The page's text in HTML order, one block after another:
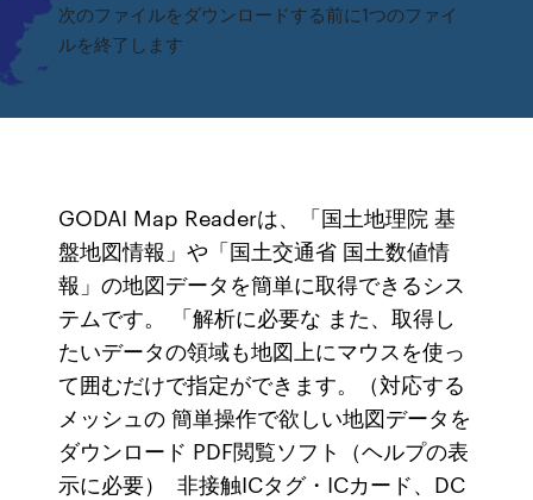
次のファイルをダウンロードする前に1つのファイ
ルを終了します
GODAI Map Readerは、「国土地理院 基
盤地図情報」や「国土交通省 国土数値情
報」の地図データを簡単に取得できるシス
テムです。 「解析に必要な また、取得し
たいデータの領域も地図上にマウスを使っ
て囲むだけで指定ができます。（対応する
メッシュの 簡単操作で欲しい地図データを
ダウンロード PDF閲覧ソフト（ヘルプの表
示に必要） 非接触ICタグ・ICカード、DC